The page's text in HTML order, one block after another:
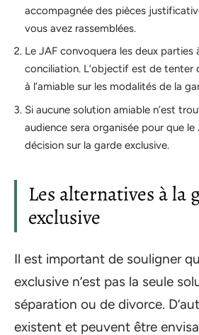
accompagnée des pièces
vous avez rassemblées.
Le JAF convoquera les deux parties
conciliation. L’objectif est de tenter
à l’amiable sur les modalités de la
Si aucune solution amiable n’est
audience sera organisée pour que le
décision sur la garde exclusive.
Les alternatives à la
exclusive
Il est important de souligner
exclusive n’est pas la seule
séparation ou de divorce.
existent et peuvent être